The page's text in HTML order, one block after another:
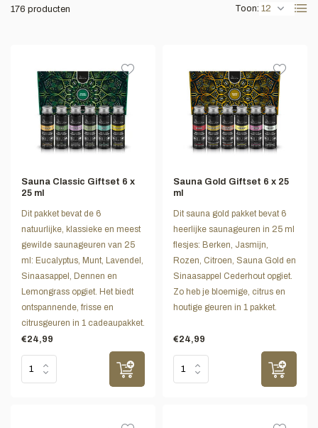
176 producten Toon:
Sauna Classic Giftset 6 x
25 ml
Dit pakket bevat de 6
natuurlijke, klassieke en meest
gewilde saunageuren van 25
ml: Eucalyptus, Munt, Lavendel,
Sinaasappel, Dennen en
Lemongrass opgiet. Het biedt
ontspannende, frisse en
citrusgeuren in 1 cadeaupakket.
€24,99
Sauna Gold Giftset 6 x 25
ml
Dit sauna gold pakket bevat 6
heerlijke saunageuren in 25 ml
flesjes: Berken, Jasmijn,
Rozen, Citroen, Sauna Gold en
Sinaasappel Cederhout opgiet.
Zo heb je bloemige, citrus en
houtige geuren in 1 pakket.
€24,99